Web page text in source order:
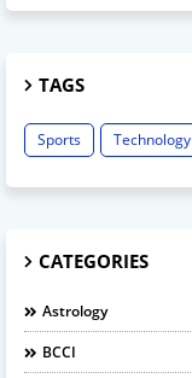
TAGS
Sports Technology
CATEGORIES
Astrology
BCCI